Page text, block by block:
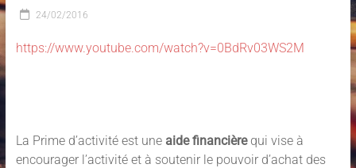
24/02/2016
https://www.youtube.com/watch?v=0BdRv03WS2M
La Prime d’activité est une aide financièrequi vise à
encourager l’activité et à soutenir le pouvoir d’achat des